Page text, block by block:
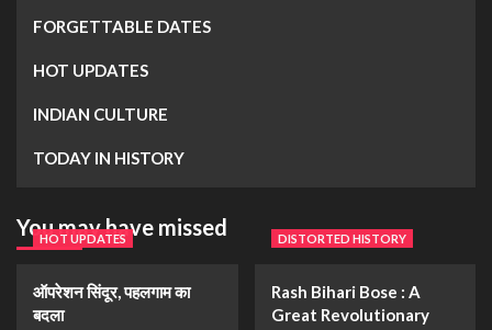
FORGETTABLE DATES
HOT UPDATES
INDIAN CULTURE
TODAY IN HISTORY
You may have missed
HOT UPDATES
ऑपरेशन सिंदूर, पहलगाम का
बदला
DISTORTED HISTORY
Rash Bihari Bose : A
Great Revolutionary